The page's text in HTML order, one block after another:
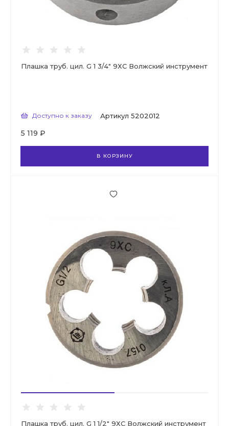
Плашка труб. цил. G 1 3/4" 9ХС Волжский инструмент
Доступно к заказу Артикул 5202012
5 119 ₽
В КОРЗИНУ
Плашка труб. цил. G 1 1/2" 9ХС Волжский инструмент